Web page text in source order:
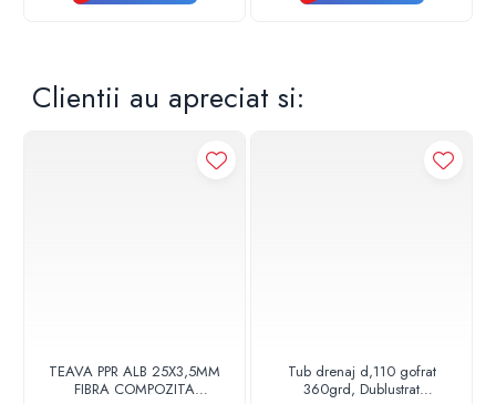
Clientii au apreciat si:
TEAVA PPR ALB 25X3,5MM
FIBRA COMPOZITA
Tub drenaj d,110 gofrat
360grd, Dublustrat